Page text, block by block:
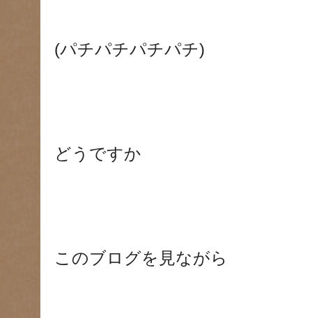
(パチパチパチパチ)
どうですか
このブログを見ながら